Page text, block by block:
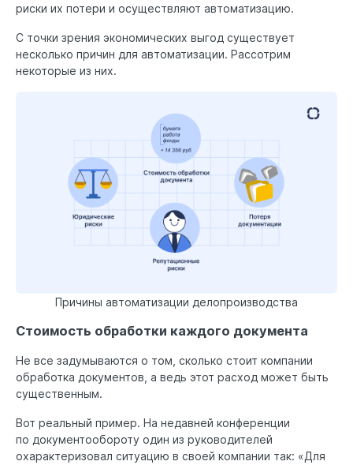
риски их потери и осуществляют автоматизацию.
С точки зрения экономических выгод существует
несколько причин для автоматизации. Рассотрим
некоторые из них.
Причины автоматизации делопроизводства
Стоимость обработки каждого документа
Не все задумываются о том, сколько стоит компании
обработка документов, а ведь этот расход может быть
существенным.
Вот реальный пример. На недавней конференции
по документообороту один из руководителей
охарактеризовал ситуацию в своей компании так: «Для